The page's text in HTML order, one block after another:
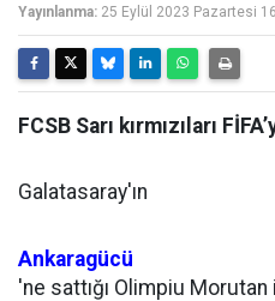
Yayınlanma: 25 Eylül 2023 Pazartesi
FCSB Sarı kırmızıları
Galatasaray'ın
Ankaragücü
'ne sattığı Olimpiu